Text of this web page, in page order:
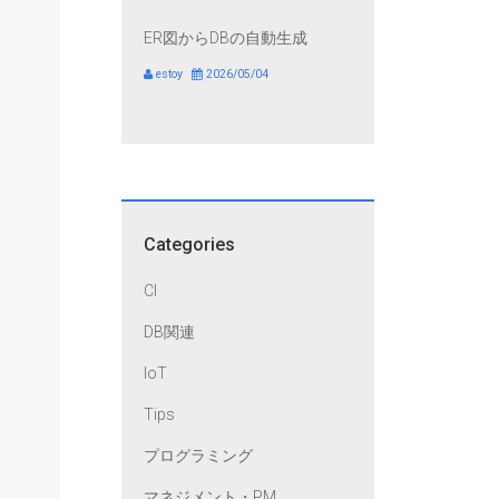
ER図からDBの自動生成
estoy 2026/05/04
Categories
CI
DB関連
IoT
Tips
プログラミング